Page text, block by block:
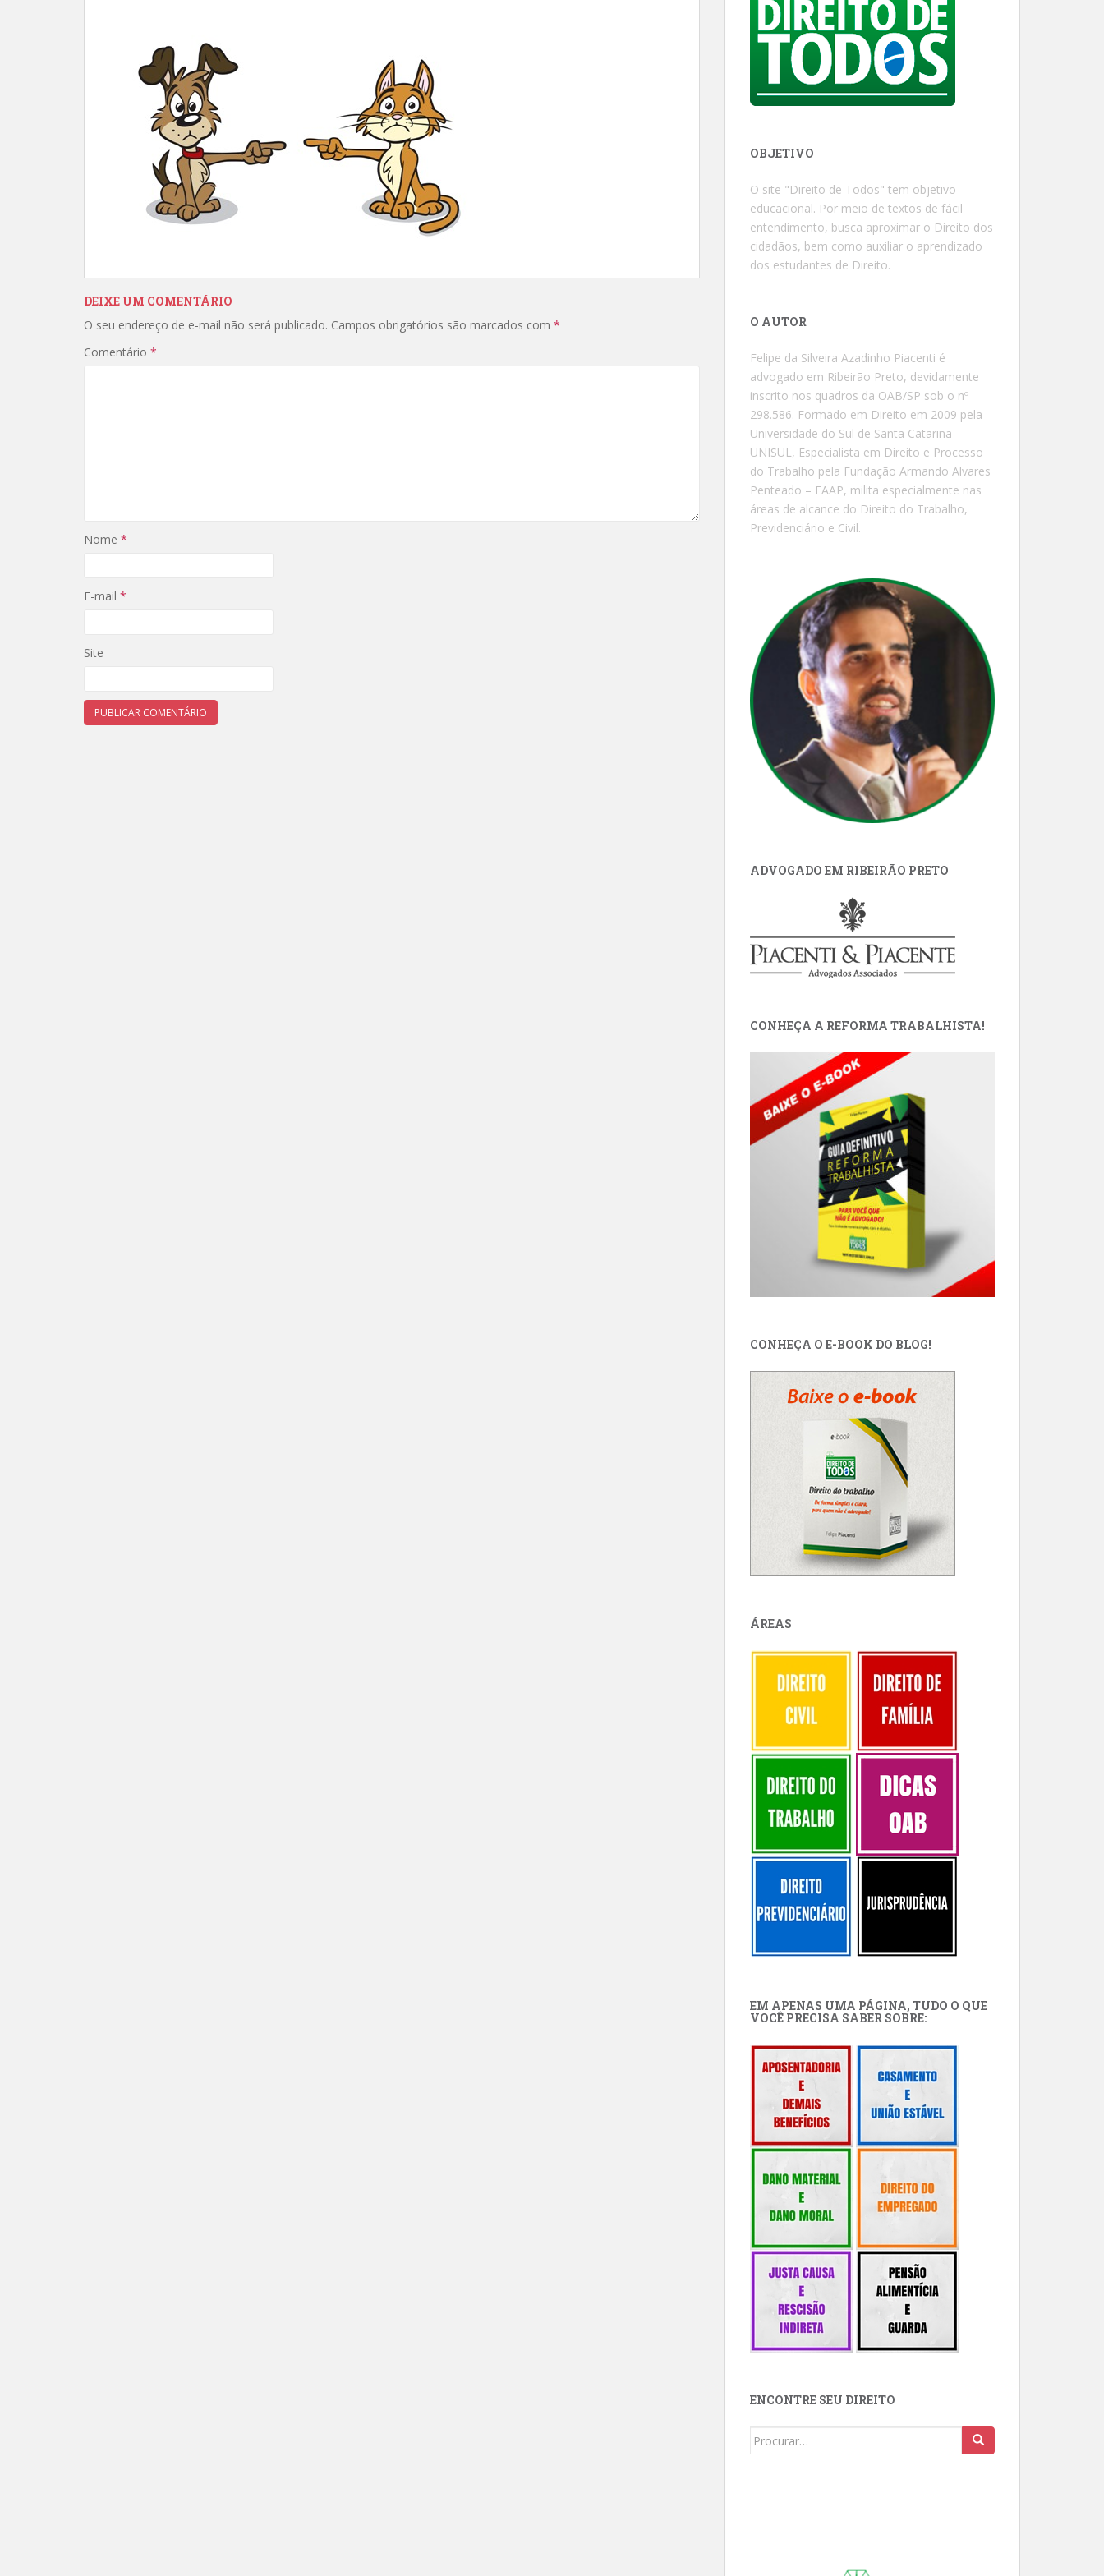
DEIXE UM COMENTÁRIO
O seu endereço de e-mail não será publicado. Campos obrigatórios são marcados com *
Comentário *
Nome *
E-mail *
Site
OBJETIVO
O site "Direito de Todos" tem objetivo
educacional. Por meio de textos de fácil
entendimento, busca aproximar o Direito dos
cidadãos, bem como auxiliar o aprendizado
dos estudantes de Direito.
O AUTOR
Felipe da Silveira Azadinho Piacenti é
advogado em Ribeirão Preto, devidamente
inscrito nos quadros da OAB/SP sob o nº
298.586. Formado em Direito em 2009 pela
Universidade do Sul de Santa Catarina –
UNISUL, Especialista em Direito e Processo
do Trabalho pela Fundação Armando Alvares
Penteado – FAAP, milita especialmente nas
áreas de alcance do Direito do Trabalho,
Previdenciário e Civil.
ADVOGADO EM RIBEIRÃO PRETO
CONHEÇA A REFORMA TRABALHISTA!
CONHEÇA O E-BOOK DO BLOG!
ÁREAS
EM APENAS UMA PÁGINA, TUDO O QUE
VOCÊ PRECISA SABER SOBRE:
ENCONTRE SEU DIREITO
Buscar: